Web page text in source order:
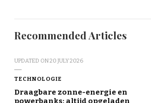
Recommended Articles
UPDATED ON20 JULY 2026
TECHNOLOGIE
Draagbare zonne-energie en
powerbanks: altijd opgeladen